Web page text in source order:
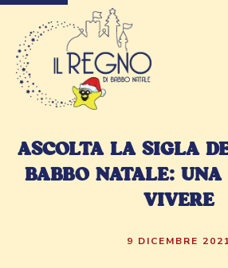
ASCOLTA LA SIGLA
BABBO NATALE: UNA
VIVERE
9 DICEMBRE 2021